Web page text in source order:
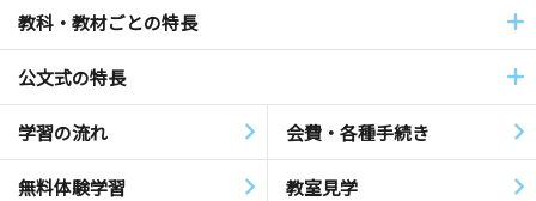
教科・教材ごとの特長
公文式の特長
学習の流れ 会費・各種手続き
無料体験学習 教室見学